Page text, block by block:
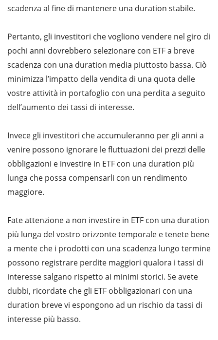
scadenza al fine di mantenere una duration stabile.
Pertanto, gli investitori che vogliono vendere nel giro di
pochi anni dovrebbero selezionare con ETF a breve
scadenza con una duration media piuttosto bassa. Ciò
minimizza l’impatto della vendita di una quota delle
vostre attività in portafoglio con una perdita a seguito
dell’aumento dei tassi di interesse.
Invece gli investitori che accumuleranno per gli anni a
venire possono ignorare le fluttuazioni dei prezzi delle
obbligazioni e investire in ETF con una duration più
lunga che possa compensarli con un rendimento
maggiore.
Fate attenzione a non investire in ETF con una duration
più lunga del vostro orizzonte temporale e tenete bene
a mente che i prodotti con una scadenza lungo termine
possono registrare perdite maggiori qualora i tassi di
interesse salgano rispetto ai minimi storici. Se avete
dubbi, ricordate che gli ETF obbligazionari con una
duration breve vi espongono ad un rischio da tassi di
interesse più basso.